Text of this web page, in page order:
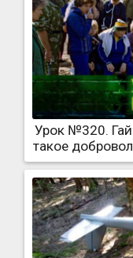
Урок №320.
такое